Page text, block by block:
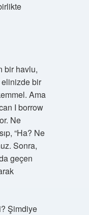
bir havlu,
bir
Ama
I borrow
Ne
“Ha? Ne
Sonra,
geçen
Şimdiye